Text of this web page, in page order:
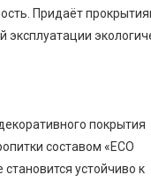
Придаёт
эксплуатации
покрытия
составом «ECO
становится устойчиво к